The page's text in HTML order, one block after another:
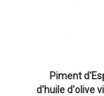
Piment
d'huile d'olive